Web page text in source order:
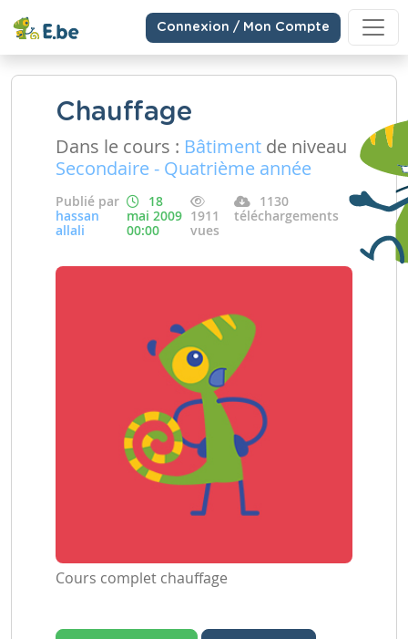
Connexion / Mon Compte
Chauffage
Dans le cours : Bâtiment de niveau
Secondaire - Quatrième année
Publié par
hassan
allali
18
mai 2009
00:00
1911
vues
1130
téléchargements
Cours complet chauffage